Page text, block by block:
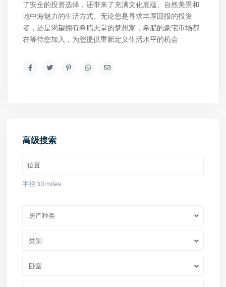
了安全的投资选择，还带来了充满文化底蕴、自然美景和
地中海魅力的生活方式。无论您是寻求丰厚回报的投资
者，还是渴望拥有希腊天堂的梦想家，希腊的豪宅市场都
在等待您加入，为您提供重新定义生活水平的机会
高级搜索
半径:30 miles
房产种类
类别
卧室